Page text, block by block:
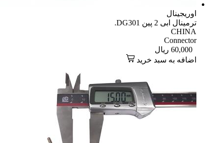
اوریجینال
ترمینال ابی 2 پین DG301.
CHINA
Connector
60,000 ریال
اضافه به سبد خرید